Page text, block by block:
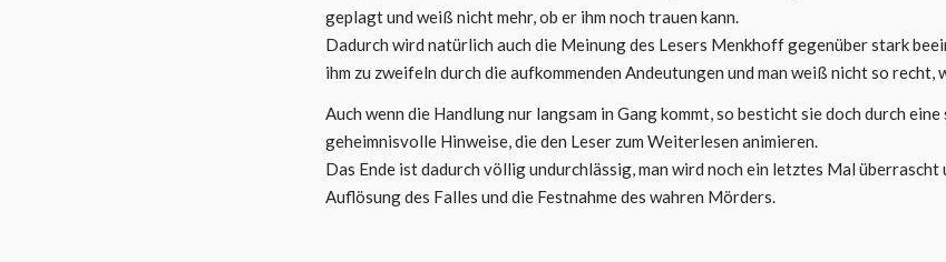
geplagt und weiß nicht mehr, ob er ihm noch trauen kann.
Dadurch wird natürlich auch die Meinung des Lesers Menkhoff gegenüber stark
ihm zu zweifeln durch die aufkommenden Andeutungen und man weiß nicht so recht,
Auch wenn die Handlung nur langsam in Gang kommt, so besticht sie doch durch
geheimnisvolle Hinweise, die den Leser zum Weiterlesen animieren.
Das Ende ist dadurch völlig undurchlässig, man wird noch ein letztes Mal
Auflösung des Falles und die Festnahme des wahren Mörders.